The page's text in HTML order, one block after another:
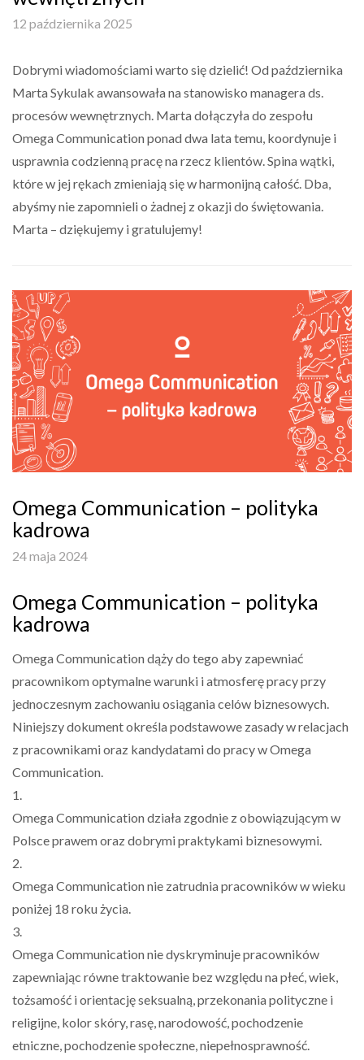
12 października 2025
Dobrymi wiadomościami warto się dzielić! Od października
Marta Sykulak awansowała na stanowisko managera ds.
procesów wewnętrznych. Marta dołączyła do zespołu
Omega Communication ponad dwa lata temu, koordynuje i
usprawnia codzienną pracę na rzecz klientów. Spina wątki,
które w jej rękach zmieniają się w harmonijną całość. Dba,
abyśmy nie zapomnieli o żadnej z okazji do świętowania.
Marta – dziękujemy i gratulujemy!
Omega Communication – polityka
kadrowa
24 maja 2024
Omega Communication – polityka
kadrowa
Omega Communication dąży do tego aby zapewniać
pracownikom optymalne warunki i atmosferę pracy przy
jednoczesnym zachowaniu osiągania celów biznesowych.
Niniejszy dokument określa podstawowe zasady w relacjach
z pracownikami oraz kandydatami do pracy w Omega
Communication.
1.
Omega Communication działa zgodnie z obowiązującym w
Polsce prawem oraz dobrymi praktykami biznesowymi.
2.
Omega Communication nie zatrudnia pracowników w wieku
poniżej 18 roku życia.
3.
Omega Communication nie dyskryminuje pracowników
zapewniając równe traktowanie bez względu na płeć, wiek,
tożsamość i orientację seksualną, przekonania polityczne i
religijne, kolor skóry, rasę, narodowość, pochodzenie
etniczne, pochodzenie społeczne, niepełnosprawność.